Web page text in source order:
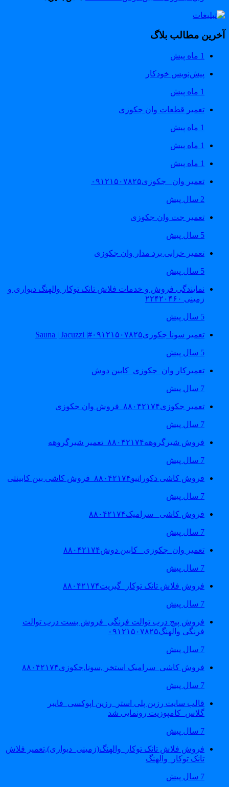
مطالب بلاگ
1 ماه پیش
پیش‌نویس خودکار
تعمیر قطعات وان جکوزی
1 ماه پیش
1 ماه پیش
تعمیر وان _جکوزی۰۹۱۲۱۵۰۷۸۲۵
تعمیر جت وان جکوزی
تعمیر خرابی برد مدار وان جکوزی
نمایندگی فروش و خدمات فلاش تانک توکار والهنگ دیواری و
زمینی ۲۲۴۲۰۴۶۰
تعمیر سونا جکوزی۰۹۱۲۱۵۰۷۸۲۵#| Sauna | Jacuzzi
تعمیرکار وان_جکوزی_کابین دوش
تعمیر جکوزی۸۸۰۴۲۱۷۴_فروش وان جکوزی
فروش شیرگروهه۸۸۰۴۲۱۷۴_تعمیر شیرگروهه
فروش کاشی دکوراتیو۸۸۰۴۲۱۷۴_فروش کاشی بین کابینتی
فروش کاشی _سرامیک۸۸۰۴۲۱۷۴
تعمیر وان_جکوزی_ کابین دوش۸۸۰۴۲۱۷۴
فروش فلاش تانک توکار_گبریت۸۸۰۴۲۱۷۴
فروش پیچ درب توالت فرنگی_فروش بست درب توالت
فرنگی والهنگ۰۹۱۲۱۵۰۷۸۲۵
فروش کاشی_سرامیک استخر ,سونا,جکوزی۸۸۰۴۲۱۷۴
قالب سایت رزین پلی استر_رزین اپوکسی_فایبر
گلاس_کامپوزیت رونمایی شد
فروش فلاش تانک توکار_والهنگ(زمینی_دیواری),تعمیر فلاش
تانک توکار_والهنگ